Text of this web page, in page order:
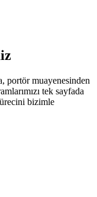
portör muayenesinden
tek sayfada
bizimle